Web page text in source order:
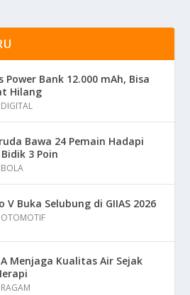
Power Bank 12.000 mAh, Bisa
Hilang
DIGITAL
Bawa 24 Pemain Hadapi
3 Poin
BOLA
V Buka Selubung di GIIAS 2026
OTOMOTIF
Menjaga Kualitas Air Sejak
RAGAM